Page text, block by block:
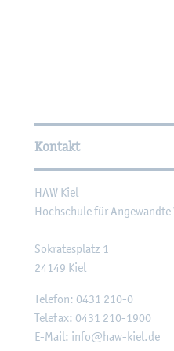
Kontakt
HAW Kiel
Hoch­schu­le für An­ge­wand­te
So­kra­tes­platz 1
24149 Kiel
Te­le­fon: 0431 210-0
Te­le­fax: 0431 210-1900
E-Mail: info@​haw-​kiel.​de